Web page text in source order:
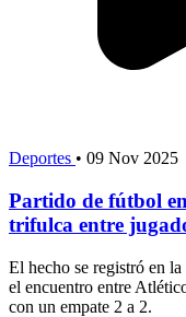
Deportes • 09 Nov 2025
Partido de fútbol
trifulca entre
El hecho se registró en
el encuentro entre
con un empate 2 a 2.